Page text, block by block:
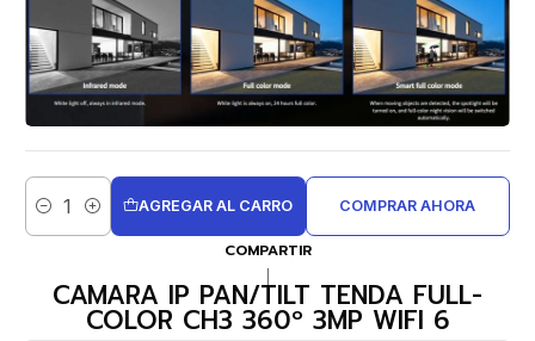
Cantidad
AGREGAR AL CARRO COMPRAR AHORA
COMPARTIR
CAMARA IP PAN/TILT TENDA FULL-
COLOR CH3 360º 3MP WIFI 6